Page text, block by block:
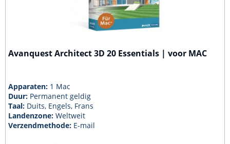
Avanquest Architect 3D 20 Essentials | voor MAC
Apparaten: 1 Mac
Duur: Permanent geldig
Taal: Duits, Engels, Frans
Landenzone:Weltweit
Verzendmethode: E-mail